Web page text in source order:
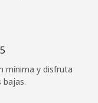
mínima y disfruta
bajas.